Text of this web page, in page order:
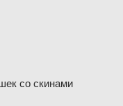
Counter-Strike 1.6 для девушек со скинами